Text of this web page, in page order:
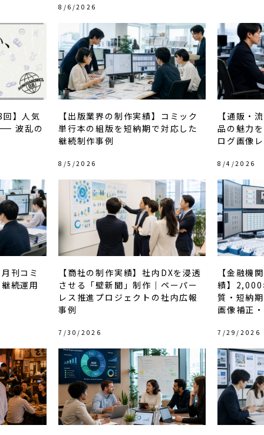
8/6/2026
】人気
波乱の
【出版業界の制作実績】コミック
単行本の組版を短納期で対応した
継続制作事例
8/5/2026
【通販・
品の魅力
ログ画像
8/4/2026
刊コミ
続運用
【商社の制作実績】社内DXを浸透
させる「壁新聞」制作｜ペーパー
レス推進プロジェクトの社内広報
事例
7/30/2026
【金融機
績】2,000
質・短納
画像補正
7/29/2026